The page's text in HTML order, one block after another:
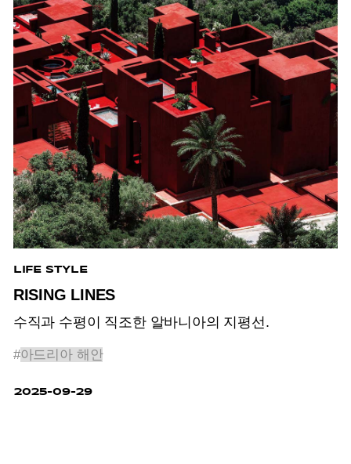
LIFE STYLE
RISING LINES
수직과 수평이 직조한 알바니아의 지평선.
#아드리아 해안
2025-09-29